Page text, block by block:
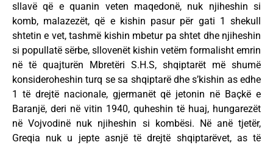
sllavë që e quanin veten maqedonë, nuk njiheshin si
komb, malazezët, që e kishin pasur për gati 1 shekull
shtetin e vet, tashmë kishin mbetur pa shtet dhe njiheshin
si popullatë sërbe, sllovenët kishin vetëm formalisht emrin
në të quajturën Mbretëri S.H.S, shqiptarët më shumë
konsideroheshin turq se sa shqiptarë dhe s’kishin as edhe
1 të drejtë nacionale, gjermanët që jetonin në Baçkë e
Baranjë, deri në vitin 1940, quheshin të huaj, hungarezët
në Vojvodinë nuk njiheshin si kombësi. Në anë tjetër,
Greqia nuk u jepte asnjë të drejtë shqiptarëvet, as të